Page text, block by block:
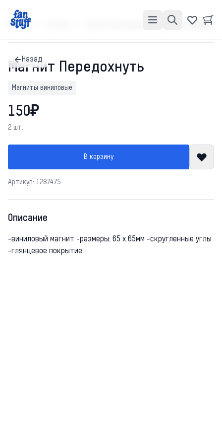
Главная Магнит Передохнуть
Назад
Магнит Передохнуть
Магниты виниловые
150₽
2 шт.
В корзину
Артикул: 1287475
Описание
-виниловый магнит -размеры: 65 х 65мм -скругленные углы
-глянцевое покрытие